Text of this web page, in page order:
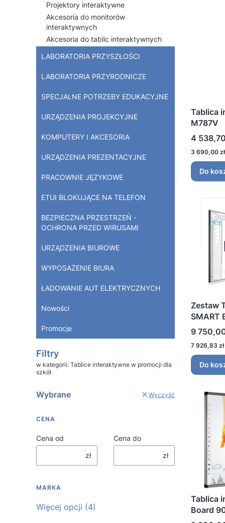
Projektory interaktywne
Akcesoria do monitorów
interaktywnych
Akcesoria do tablic interaktywnych
LABORATORIA PRZYSZŁOŚCI
LABORATORIA PRZYRODNICZE
SPECJALNE POTRZEBY EDUKACYJNE
URZĄDZENIA PROJEKCYJNE
KOMPUTERY I AKCESORIA
URZĄDZENIA PREZENTACYJNE
PRACOWNIE JĘZYKOWE
ETUI BLOKUJĄCE NA TELEFON
BEZPIECZNA PRZESTRZEŃ -
OCHRONA PRZED WIRUSAMI
URZĄDZENIA BIUROWE
WYPOSAŻENIE BIURA
ŁADOWANIE AUT ELEKTRYCZNYCH
Nowości
Promocje
Filtry
w kategorii: Tablice interaktywne w promocji dla
szkół
Wybrane Wyczyść
CENA
Cena od
zł
Cena do
zł
MARKA
Marka
Więcej opcji (4)
Tablica
M787V
Cena
4
Cena
3 690,00 zł
Do
Zestaw
SMART
685W
Cena
9
Cena
7 926,83 zł
Do
Tablica
Board